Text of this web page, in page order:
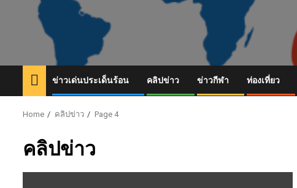
ข่าวเด่นประเด็นร้อน คลิปข่าว ข่าวกีฬา ท่องเที่ยว
Home คลิปข่าว Page 4
คลิปข่าว